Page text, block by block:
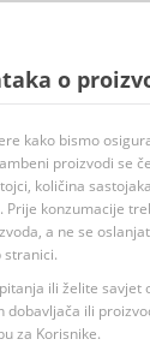
o
kako bismo
proizvodi se
količina
konzumacije
a ne se
stranici.
ili želite savjet
dobavljača ili
za Korisnike.